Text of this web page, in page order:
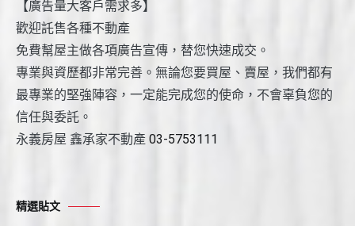
【廣告量大客戶需求多】
歡迎託售各種不動產
免費幫屋主做各項廣告宣傳，替您快速成交。
專業與資歷都非常完善。無論您要買屋、賣屋，我們都有
最專業的堅強陣容，一定能完成您的使命，不會辜負您的
信任與委託。
永義房屋 鑫承家不動產 03-5753111
精選貼文